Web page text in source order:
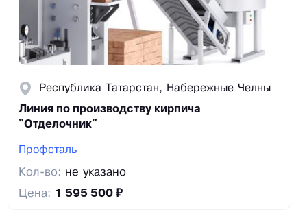
Республика Татарстан, Набережные Челны
Линия по производству кирпича
"Отделочник"
Профсталь
Кол-во: не указано
Цена: 1 595 500 ₽